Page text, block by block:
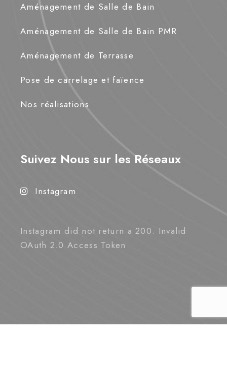
Aménagement de Salle de Bain
Aménagement de Salle de Bain PMR
Aménagement de Terrasse
Pose de carrelage et faïence
Nos réalisations
Suivez Nous sur les Réseaux
Instagram
Instagram did not return a 200. Invalid
OAuth 2.0 Access Token